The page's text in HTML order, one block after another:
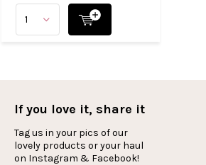
If you love it, share it
Tag us in your pics of our
lovely products or your haul
on Instagram & Facebook!